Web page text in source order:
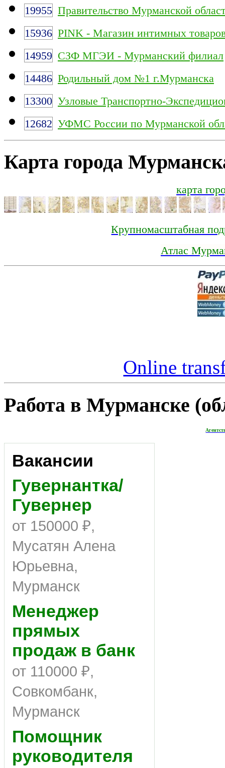
19955 Правительство Мурманской
15936 PINK - Магазин интимных
14959 СЗФ МГЭИ - Мурманский филиал
14486 Родильный дом №1 г.Мурманска
13300 Узловые Транспортно-
12682 УФМС России по Мурманской
Карта города
карта
Крупномасштабная
Атлас
Online
Работа в Мурманске
Вакансии
Гувернантка/
Гувернер
от 150000 ₽,
Мусатян Алена
Юрьевна,
Мурманск
Менеджер
прямых
продаж в банк
от 110000 ₽,
Совкомбанк,
Мурманск
Помощник
руководителя